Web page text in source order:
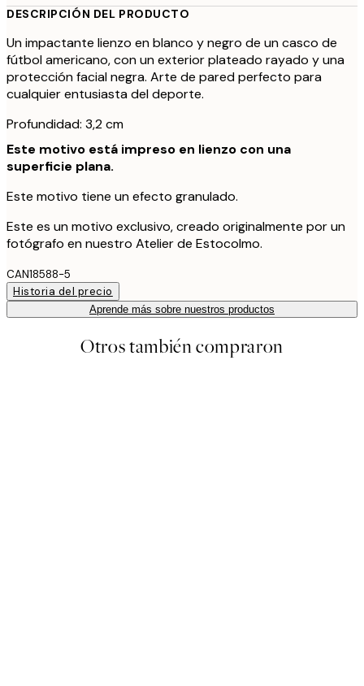
DESCRIPCIÓN DEL PRODUCTO
Un impactante lienzo en blanco y negro de un casco de
fútbol americano, con un exterior plateado rayado y una
protección facial negra. Arte de pared perfecto para
cualquier entusiasta del deporte.
Profundidad: 3,2 cm
Este motivo está impreso en lienzo con una
superficie plana.
Este motivo tiene un efecto granulado.
Este es un motivo exclusivo, creado originalmente por un
fotógrafo en nuestro Atelier de Estocolmo.
CAN18588-5
Historia del precio
Aprende más sobre nuestros productos
Otros también compraron